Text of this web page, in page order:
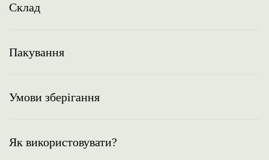
Склад
Пакування
Умови зберігання
Як використовувати?